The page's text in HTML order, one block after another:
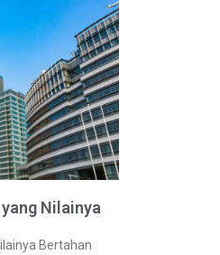
Nilainya
Bertahan